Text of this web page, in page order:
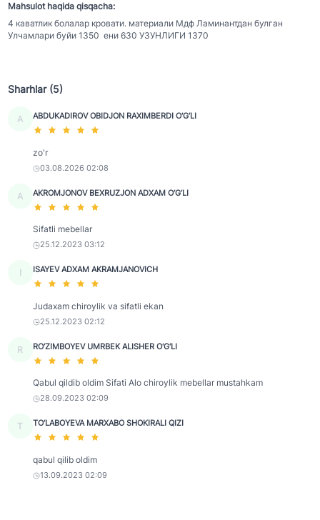
Mahsulot haqida qisqacha:
4 каватлик болалар кровати. материали Мдф Ламинантдан булган
Улчамлари буйи 1350 ени 630 УЗУНЛИГИ 1370
Sharhlar (5)
A ABDUKADIROV OBIDJON RAXIMBERDI O‘G‘LI
zo'r
03.08.2026 02:08
A AKROMJONOV BEXRUZJON ADXAM O‘G‘LI
Sifatli mebellar
25.12.2023 03:12
I ISAYEV ADXAM AKRAMJANOVICH
Judaxam chiroylik va sifatli ekan
25.12.2023 02:12
R RO‘ZIMBOYEV UMRBEK ALISHER O‘G‘LI
Qabul qildib oldim Sifati Alo chiroylik mebellar mustahkam
28.09.2023 02:09
T TO‘LABOYEVA MARXABO SHOKIRALI QIZI
qabul qilib oldim
13.09.2023 02:09